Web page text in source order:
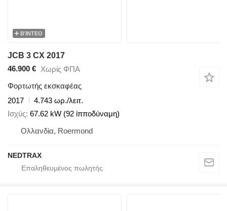
ΒΊΝΤΕΟ
JCB 3 CX 2017
46.900 € Χωρίς ΦΠΑ
Φορτωτής εκσκαφέας
2017
4.743 ωρ./λειτ.
Ισχύς 67.62 kW (92 ίπποδύναμη)
Ολλανδία, Roermond
NEDTRAX